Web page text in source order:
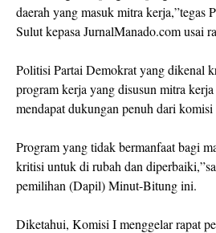
daerah yang masuk mitra kerja,”tegas
Sulut kepasa JurnalManado.com usai
Politisi Partai Demokrat yang dikenal
program kerja yang disusun mitra
mendapat dukungan penuh dari komisi
Program yang tidak bermanfaat bagi
kritisi untuk di rubah dan
pemilihan (Dapil) Minut-Bitung ini.
Diketahui, Komisi I menggelar rapat